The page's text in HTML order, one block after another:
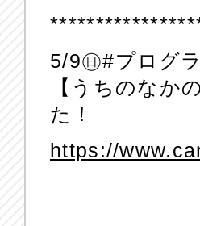
5/9㊐#プログ
【うちのなか
た！
https://